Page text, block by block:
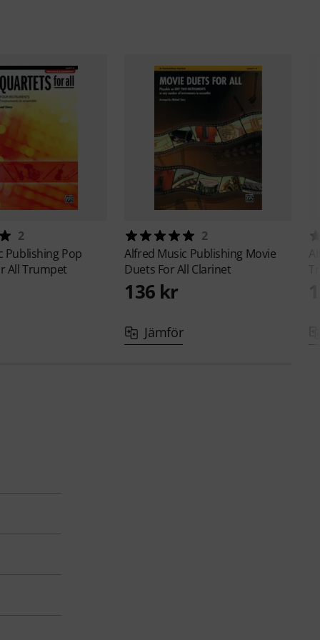
2
Publishing Pop
All Trumpet
2
Alfred Music Publishing Movie
Duets For All Clarinet
136 kr
Jämför